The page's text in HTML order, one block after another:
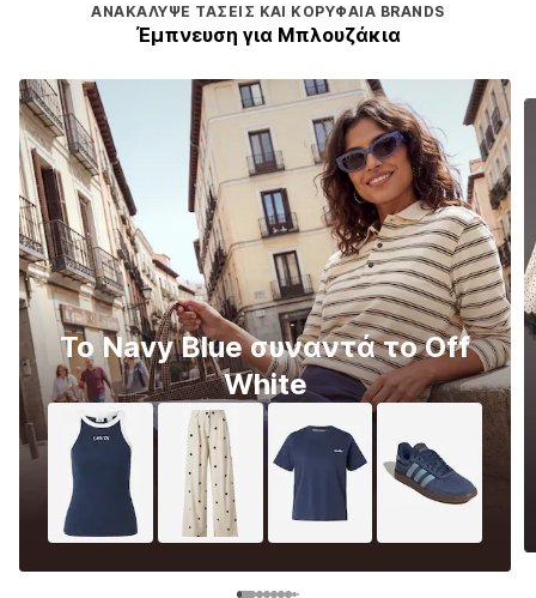
ΑΝΑΚΆΛΥΨΕ ΤΆΣΕΙΣ ΚΑΙ ΚΟΡΥΦΑΊΑ BRANDS
Έμπνευση για Μπλουζάκια
Το Navy Blue συναντά το Off
White